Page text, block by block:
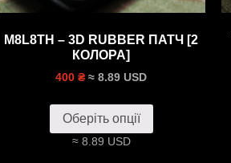
M8L8TH – 3D RUBBER ПАТЧ [2
КОЛОРА]
400 ₴ ≈ 8.89 USD
Оберіть опції
≈ 8.89 USD